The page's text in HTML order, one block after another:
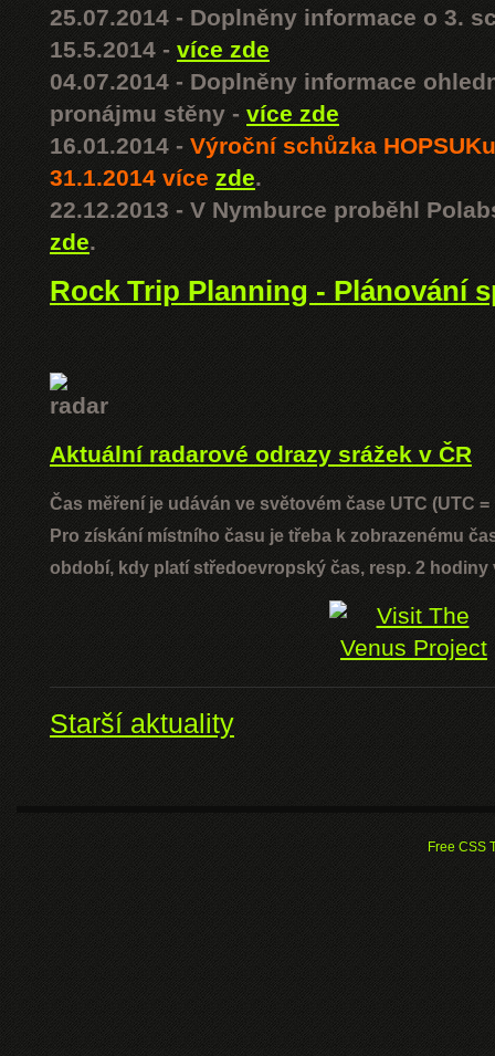
25.07.2014 - Doplněny informace o 3.
15.5.2014 - více zde
04.07.2014 - Doplněny informace
pronájmu stěny - více zde
16.01.2014 - Výroční schůzka
31.1.2014 více zde.
22.12.2013 - V Nymburce proběhl
zde.
Rock Trip Planning - Plánování
Aktuální radarové odrazy srážek v ČR
Čas měření je udáván ve světovém čase UTC (UTC =
Pro získání místního času je třeba k zobrazenému
období, kdy platí středoevropský čas, resp. 2
Starší aktuality
Free CSS